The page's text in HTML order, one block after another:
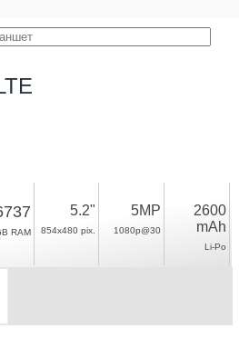
RAM
5.2"
854x480 pix.
5MP
1080p@30
2600
mAh
Li-Po